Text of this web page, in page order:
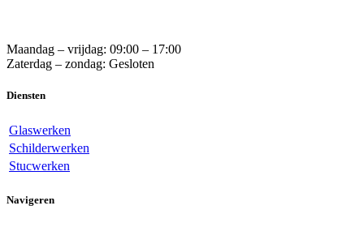
Maandag – vrijdag: 09:00 – 17:00
Zaterdag – zondag: Gesloten
Diensten
Glaswerken
Schilderwerken
Stucwerken
Navigeren